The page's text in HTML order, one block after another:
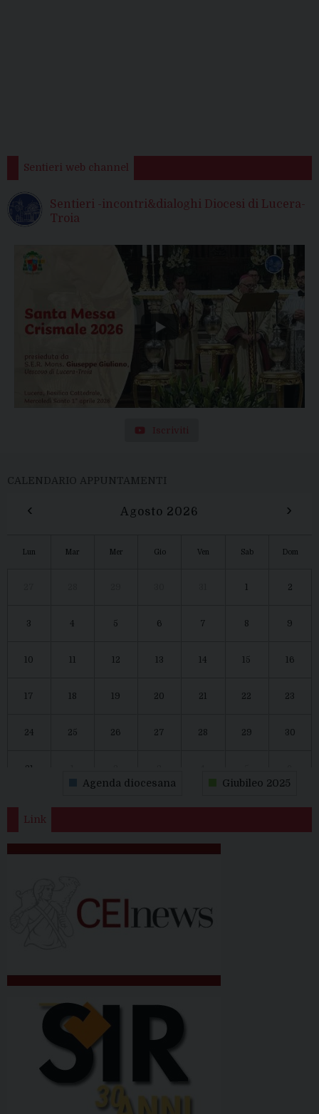
Sentieri web channel
Sentieri -incontri&dialoghi Diocesi di Lucera-
Troia
Iscriviti
CALENDARIO APPUNTAMENTI
‹ Agosto 2026 ›
Lun Mar Mer Gio Ven Sab Dom
2
3 4 5 6 7 8 9
10 12 13 14 15 16
17 18 19 20 21 22 23
24 25 26 27 28 29 30
31
Agenda diocesana Giubileo 2025
Link